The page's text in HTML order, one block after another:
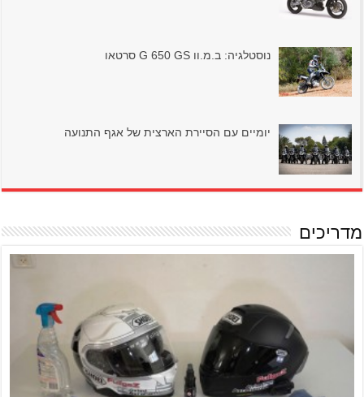
נוסטלגיה: ב.מ.וו G 650 GS סרטאו
יומיים עם הסיירת הארצית של אגף התנועה
מדריכים